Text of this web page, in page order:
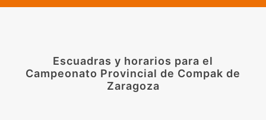
Escuadras y horarios para el
Campeonato Provincial de Compak de
Zaragoza